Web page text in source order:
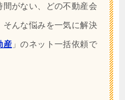
がない、どの不動産会
んな悩みを一気に解決
産 」のネット一括依頼で